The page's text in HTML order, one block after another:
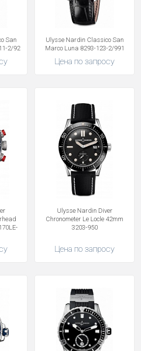
San
2/92
Ulysse Nardin Classico San
Marco Luna 8293-123-2/991
Цена по запросу
Ulysse Nardin Diver
Chronometer Le Locle 42mm
3203-950
Цена по запросу